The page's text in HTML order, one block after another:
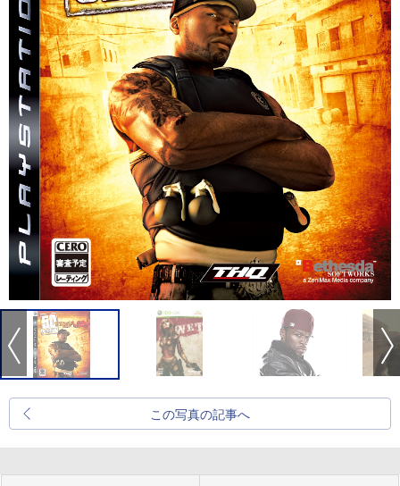
この写真の記事へ